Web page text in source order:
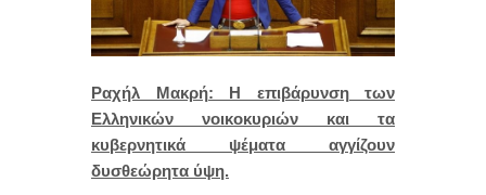
Ραχήλ Μακρή: Η επιβάρυνση των
Ελληνικών νοικοκυριών και τα
κυβερνητικά ψέματα αγγίζουν
δυσθεώρητα ύψη.